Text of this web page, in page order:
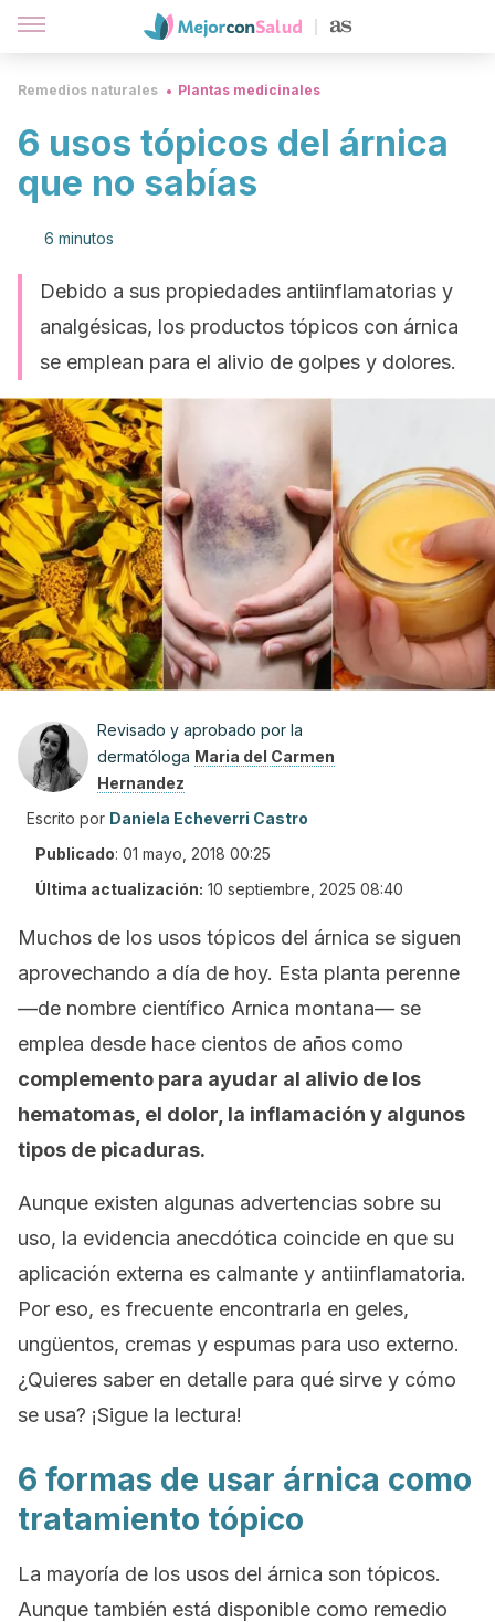
Remedios naturales Plantas medicinales
6 usos tópicos del árnica
que no sabías
6 minutos
Debido a sus propiedades antiinflamatorias y
analgésicas, los productos tópicos con árnica
se emplean para el alivio de golpes y dolores.
Revisado y aprobado por la
dermatóloga Maria del Carmen
Hernandez
Escrito por Daniela Echeverri Castro
Publicado: 01 mayo, 2018 00:25
Última actualización: 10 septiembre, 2025 08:40
Muchos de los usos tópicos del árnica se siguen
aprovechando a día de hoy. Esta planta perenne
—de nombre científico Arnica montana— se
emplea desde hace cientos de años como
complemento para ayudar al alivio de los
hematomas, el dolor, la inflamación y algunos
tipos de picaduras.
Aunque existen algunas advertencias sobre su
uso, la evidencia anecdótica coincide en que su
aplicación externa es calmante y antiinflamatoria.
Por eso, es frecuente encontrarla en geles,
ungüentos, cremas y espumas para uso externo.
¿Quieres saber en detalle para qué sirve y cómo
se usa? ¡Sigue la lectura!
6 formas de usar árnica como
tratamiento tópico
La mayoría de los usos del árnica son tópicos.
Aunque también está disponible como remedio